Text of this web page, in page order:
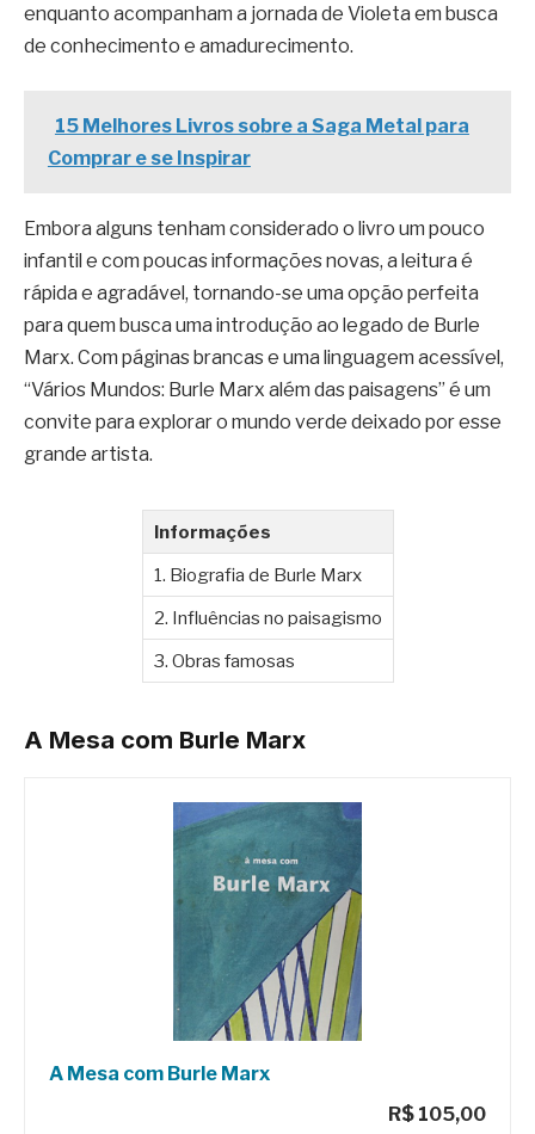
enquanto acompanham a jornada de Violeta em busca
de conhecimento e amadurecimento.
15 Melhores Livros sobre a Saga Metal para
Comprar e se Inspirar
Embora alguns tenham considerado o livro um pouco
infantil e com poucas informações novas, a leitura é
rápida e agradável, tornando-se uma opção perfeita
para quem busca uma introdução ao legado de Burle
Marx. Com páginas brancas e uma linguagem acessível,
“Vários Mundos: Burle Marx além das paisagens” é um
convite para explorar o mundo verde deixado por esse
grande artista.
Informações
1. Biografia de Burle Marx
2. Influências no paisagismo
3. Obras famosas
A Mesa com Burle Marx
A Mesa com Burle Marx
R$ 105,00